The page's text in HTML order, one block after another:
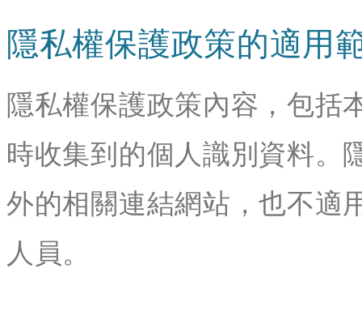
隱私權保護政策的適用
隱私權保護政策內容，包括
時收集到的個人識別資料。
外的相關連結網站，也不適
人員。